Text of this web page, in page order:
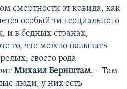
смертности от ковида, как
особый тип социального
и в бедных странах,
то, что можно называть
своего рода
Михаил Бернштам. – Там
люди, у них есть